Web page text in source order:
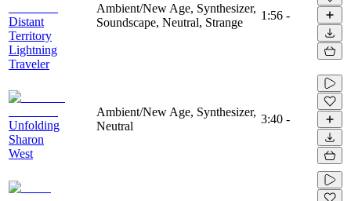
Distant
Territory
Lightning
Traveler
Ambient/New Age, Synthesizer,
Soundscape, Neutral, Strange
1:56 -
Unfolding
Sharon
West
Ambient/New Age, Synthesizer,
Neutral
3:40 -